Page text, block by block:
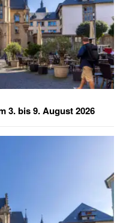
3. bis 9. August 2026